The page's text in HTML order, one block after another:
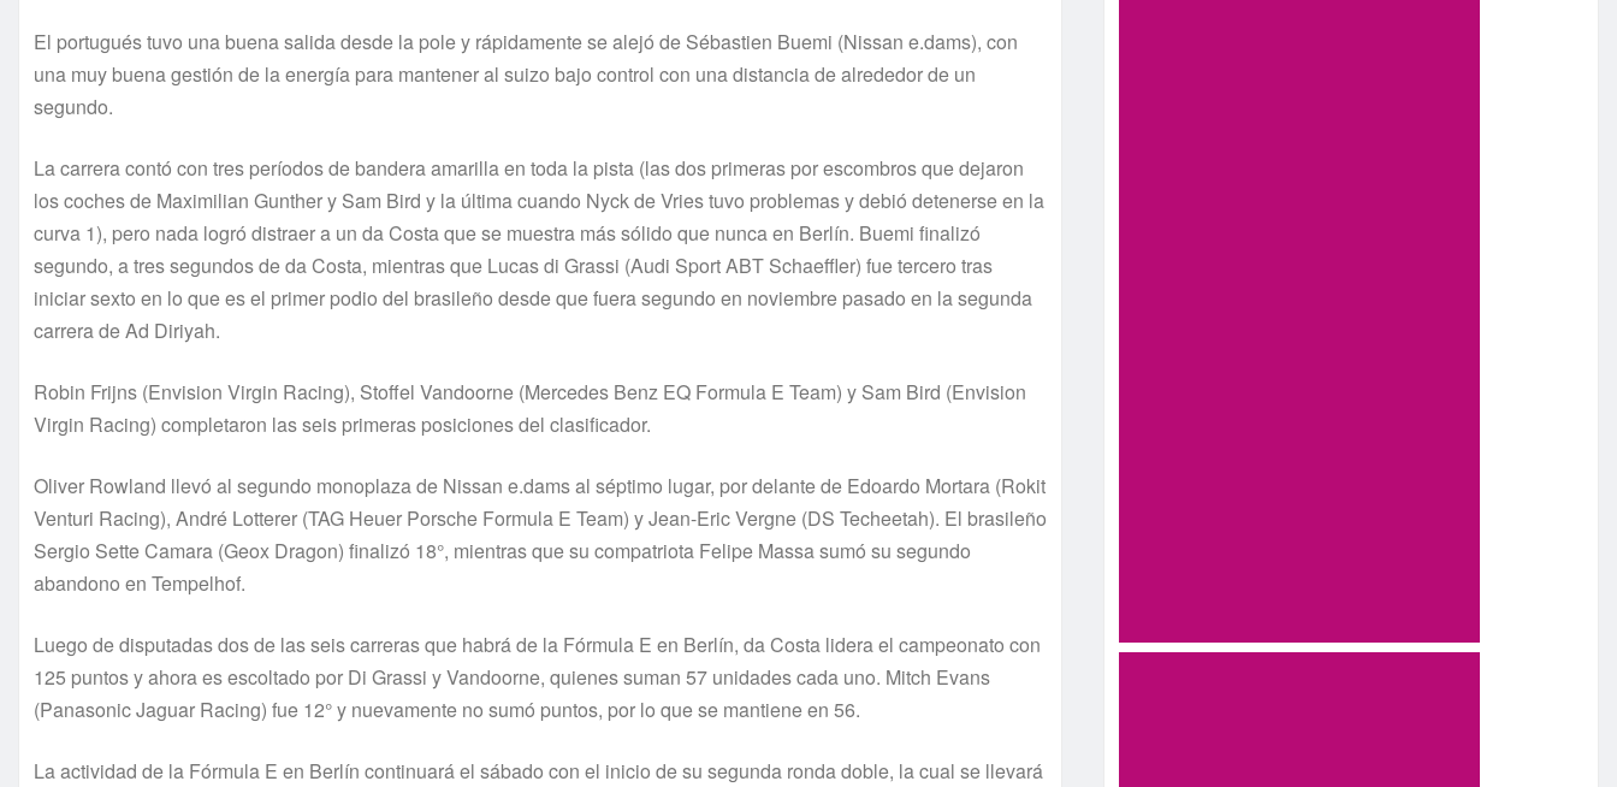
El portugués tuvo una buena salida desde la pole y rápidamente se alejó de Sébastien Buemi (Nissan e.dams), con
una muy buena gestión de la energía para mantener al suizo bajo control con una distancia de alrededor de un
segundo.
La carrera contó con tres períodos de bandera amarilla en toda la pista (las dos primeras por escombros que dejaron
los coches de Maximilian Gunther y Sam Bird y la última cuando Nyck de Vries tuvo problemas y debió detenerse en la
curva 1), pero nada logró distraer a un da Costa que se muestra más sólido que nunca en Berlín. Buemi finalizó
segundo, a tres segundos de da Costa, mientras que Lucas di Grassi (Audi Sport ABT Schaeffler) fue tercero tras
iniciar sexto en lo que es el primer podio del brasileño desde que fuera segundo en noviembre pasado en la segunda
carrera de Ad Diriyah.
Robin Frijns (Envision Virgin Racing), Stoffel Vandoorne (Mercedes Benz EQ Formula E Team) y Sam Bird (Envision
Virgin Racing) completaron las seis primeras posiciones del clasificador.
Oliver Rowland llevó al segundo monoplaza de Nissan e.dams al séptimo lugar, por delante de Edoardo Mortara (Rokit
Venturi Racing), André Lotterer (TAG Heuer Porsche Formula E Team) y Jean-Eric Vergne (DS Techeetah). El brasileño
Sergio Sette Camara (Geox Dragon) finalizó 18°, mientras que su compatriota Felipe Massa sumó su segundo
abandono en Tempelhof.
Luego de disputadas dos de las seis carreras que habrá de la Fórmula E en Berlín, da Costa lidera el campeonato con
125 puntos y ahora es escoltado por Di Grassi y Vandoorne, quienes suman 57 unidades cada uno. Mitch Evans
(Panasonic Jaguar Racing) fue 12° y nuevamente no sumó puntos, por lo que se mantiene en 56.
La actividad de la Fórmula E en Berlín continuará el sábado con el inicio de su segunda ronda doble, la cual se llevará